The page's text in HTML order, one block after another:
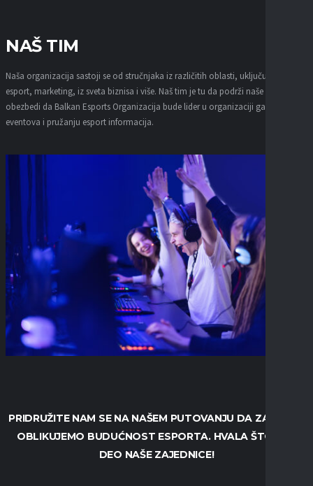
NAŠ TIM
Naša organizacija sastoji se od stručnjaka iz različitih oblasti, uključujući
esport, marketing, iz sveta biznisa i više. Naš tim je tu da podrži naše ciljeve i da
obezbedi da Balkan Esports Organizacija bude lider u organizaciji gaming
eventova i pružanju esport informacija.
PRIDRUŽITE NAM SE NA NAŠEM PUTOVANJU DA ZAJEDNO
OBLIKUJEMO BUDUĆNOST ESPORTA. HVALA ŠTO STE
DEO NAŠE ZAJEDNICE!